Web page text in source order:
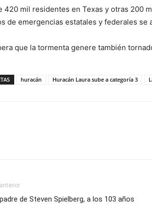
420 mil residentes en Texas y otras 200
de emergencias estatales y federales
que la tormenta genere también
huracán Huracán Laura sube a categoría 3
de Steven Spielberg, a los 103 años